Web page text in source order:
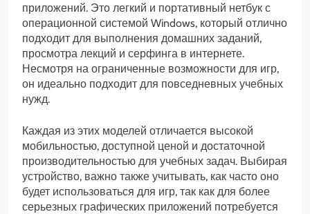
приложений. Это легкий и портативный нетбук с
операционной системой Windows, который отлично
подходит для выполнения домашних заданий,
просмотра лекций и серфинга в интернете.
Несмотря на ограниченные возможности для игр,
он идеально подходит для повседневных учебных
нужд.
Каждая из этих моделей отличается высокой
мобильностью, доступной ценой и достаточной
производительностью для учебных задач. Выбирая
устройство, важно также учитывать, как часто оно
будет использоваться для игр, так как для более
серьезных графических приложений потребуется